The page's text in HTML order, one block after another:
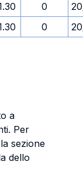
0
0
a
Per
sezione
dello